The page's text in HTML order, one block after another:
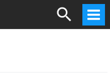
Search